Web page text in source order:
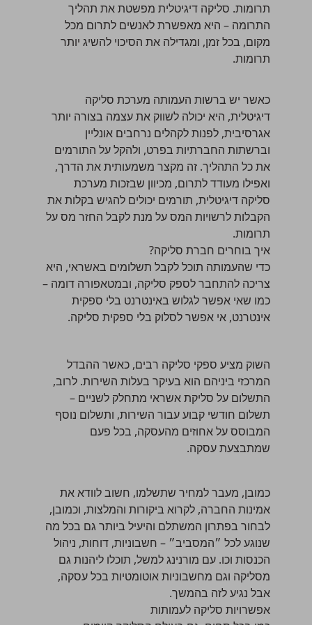
תרומות. סליקה דיגיטלית מפשטת את תהליך
התרומה – היא מאפשרת לאנשים לתרום מכל
מקום, בכל זמן, ומגדילה את הסיכוי להשיג יותר
תרומות.
כאשר יש ברשות העמותה מערכת סליקה
דיגיטלית, היא יכולה לשווק את עצמה בצורה יותר
אגרסיבית, לפנות לקהלים נרחבים אונליין
וברשתות החברתיות בפרט, ולהקל על התורמים
את כל התהליך. זה מקצר משמעותית את הדרך,
ואפילו מעודד לתרום, מכיוון שבזכות מערכת
סליקה דיגיטלית, תורמים יכולים להגיש בקלות את
הקבלות לרשויות המס על מנת לקבל החזר מס על
תרומות.
איך בוחרים חברת סליקה?
כדי שהעמותה תוכל לקבל תשלומים באשראי, היא
צריכה להתחבר לספק סליקה, ובמטאפורה דומה –
כמו שאי אפשר לגלוש באינטרנט בלי ספקית
אינטרנט, אי אפשר לסלוק בלי ספקית סליקה.
השוק מציע ספקי סליקה רבים, כאשר ההבדל
המרכזי ביניהם הוא בעיקר בעלות השירות. לרוב,
התשלום על סליקת אשראי מתחלק לשניים –
תשלום חודשי קבוע עבור השירות, ותשלום נוסף
המבוסס על אחוזים מהעסקה, בכל פעם
שמתבצעת עסקה.
כמובן, מעבר למחיר שתשלמו, חשוב לוודא את
אמינות החברה, לקרוא ביקורות והמלצות, וכמובן,
לבחור בפתרון המשתלם והיעיל ביותר גם בכל מה
שנוגע לכל ״המסביב״ – חשבוניות, דוחות, ניהול
הכנסות וכו. עם מורנינג למשל, תוכלו ליהנות גם
מסליקה וגם מחשבוניות אוטומטיות בכל עסקה,
אבל נגיע לזה בהמשך.
אפשרויות סליקה לעמותות